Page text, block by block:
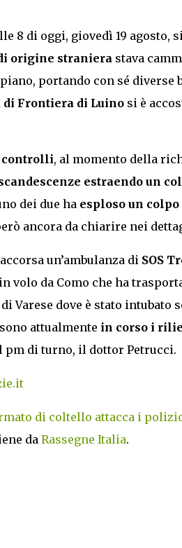
8 di oggi, giovedì 19 agosto,
origine stranierastava
portando con sé diverse
Frontiera di Luinosi è
controlli, al momento della
estraendo un
dei due ha esploso un
ancora da chiarire nei
un’ambulanza di SOS
volo da Como che ha
Varese dove è stato intubato
attualmente in corso i
pm di turno, il dottor Petrucci.
di coltello attacca i
da Rassegne Italia.